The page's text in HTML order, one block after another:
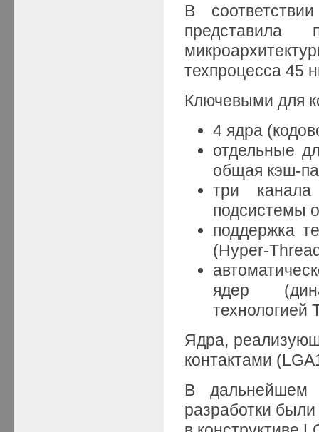
В
техпроцесса 45
Ключевыми для
4 ядра
отдельные
общая кэш-
три канала
подсистемы
поддержка
(Hyper-
ядер
технологией
Ядра,
контактами
В дальнейшем
разработки